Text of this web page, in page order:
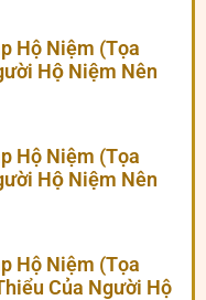
Hộ Niệm (Tọa
Hộ Niệm Nên
Hộ Niệm (Tọa
Hộ Niệm Nên
Hộ Niệm (Tọa
Của Người Hộ